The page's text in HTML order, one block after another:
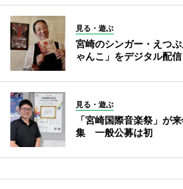
見る・遊ぶ
宮崎のシンガー・えつ
ゃんこ」をデジタル配信
見る・遊ぶ
「宮崎国際音楽祭」が
集 一般公募は初